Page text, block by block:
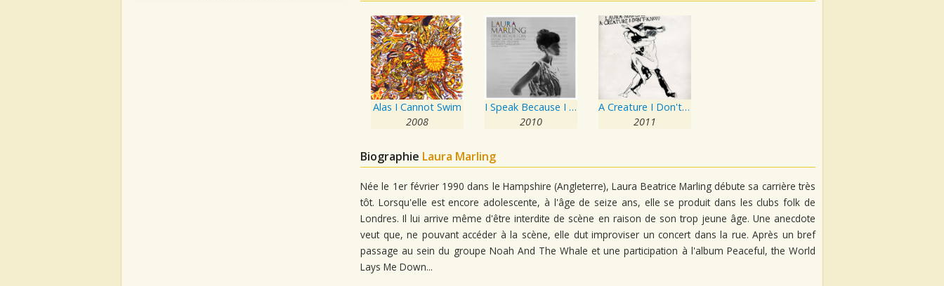
Alas I Cannot Swim
2008
I Speak Because I Can
2010
A Creature I Don't Know
2011
Biographie Laura Marling
Née le 1er février 1990 dans le Hampshire (Angleterre), Laura Beatrice Marling débute sa carrière très
tôt. Lorsqu'elle est encore adolescente, à l'âge de seize ans, elle se produit dans les clubs folk de
Londres. Il lui arrive même d'être interdite de scène en raison de son trop jeune âge. Une anecdote
veut que, ne pouvant accéder à la scène, elle dut improviser un concert dans la rue. Après un bref
passage au sein du groupe Noah And The Whale et une participation à l'album Peaceful, the World
Lays Me Down...